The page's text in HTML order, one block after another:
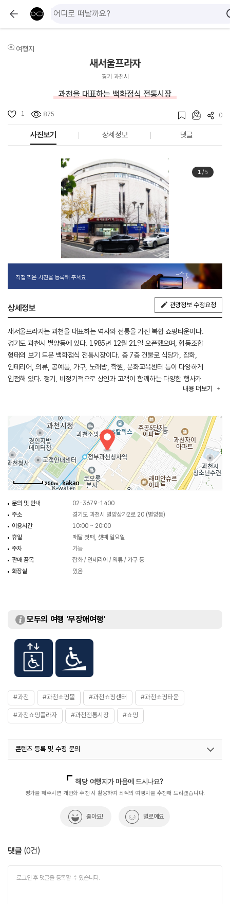
여행지
새서울프라자
경기 과천시
과천을 대표하는 백화점식 전통시장
1 875 0
사진보기 상세정보 댓글
1/ 5
직접 찍은 사진을 등록해 주세요.
상세정보 관광정보 수정요청
새서울프라자는 과천을 대표하는 역사와 전통을 가진 복합 쇼핑타운이다.
경기도 과천시 별양동에 있다. 1985년 12월 21일 오픈했으며, 협동조합
형태의 보기 드문 백화점식 전통시장이다. 총 7층 건물로 식당가, 잡화,
인테리어, 의류, 공예품, 가구, 노래방, 학원, 문화교육센터 등이 다양하게
입점해 있다. 정기, 비정기적으로 상인과 고객이 함께하는 다양한 행사가
개최된다. 2017년 중소벤처기업부가 공모한 골목형시장 육성사업에 선정되어
가까워 대중교통 접근성이 좋다.
내용 더보기
250m
문의 및 안내
02-3679-1400
주소
경기도 과천시 별양상가2로 20 (별양동)
이용시간
10:00 ~ 20:00
휴일
매달 첫째, 셋째 일요일
주차
가능
판매 품목
잡화 / 인테리어 / 의류 / 가구 등
화장실
있음
모두의 여행 '무장애여행'
#과천 #과천쇼핑몰 #과천쇼핑센터 #과천쇼핑타운
#과천쇼핑플라자 #과천전통시장 #쇼핑
콘텐츠 등록 및 수정 문의
열린관광콘텐츠팀(열린관광-모두의여행)
033-738-3425
해당 여행지가 마음에 드시나요?
평가를 해주시면 개인화 추천 시 활용하여 최적의 여행지를 추천해 드리겠습니다.
좋아요! 별로예요
댓글 (0건)